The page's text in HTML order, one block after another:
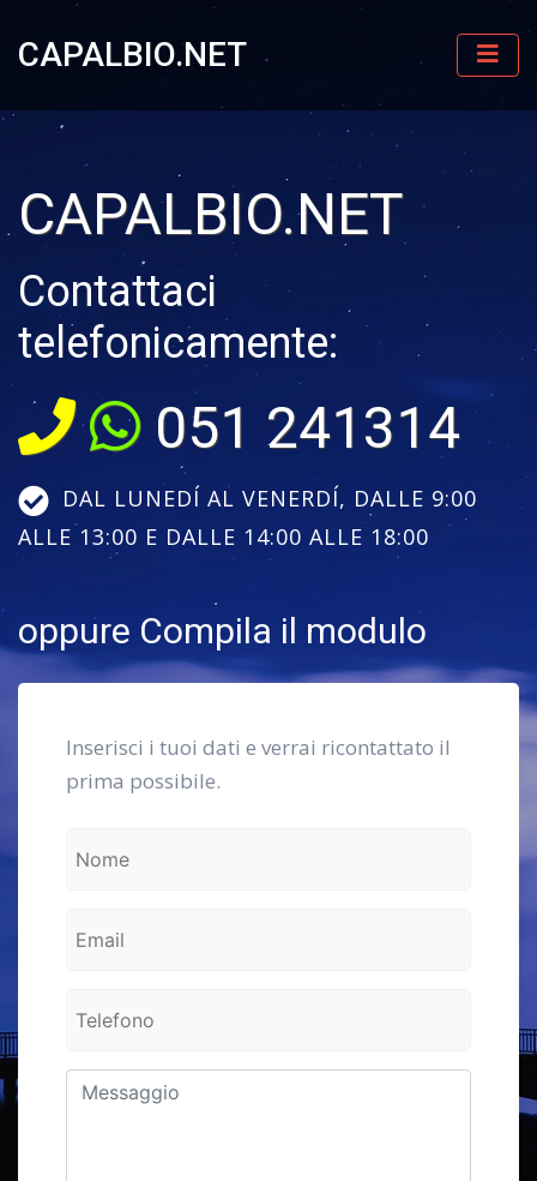
CAPALBIO.NET
CAPALBIO.NET
Contattaci
telefonicamente:
051 241314
DAL LUNEDÍ AL VENERDÍ, DALLE 9:00
ALLE 13:00 E DALLE 14:00 ALLE 18:00
oppure Compila il modulo
Inserisci i tuoi dati e verrai ricontattato il
prima possibile.